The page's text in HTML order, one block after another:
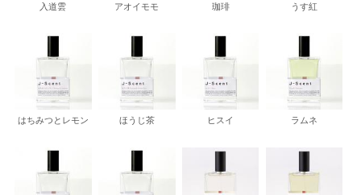
入道雲 アオイモモ 珈琲 うす紅
はちみつとレモン ほうじ茶 ヒスイ ラムネ